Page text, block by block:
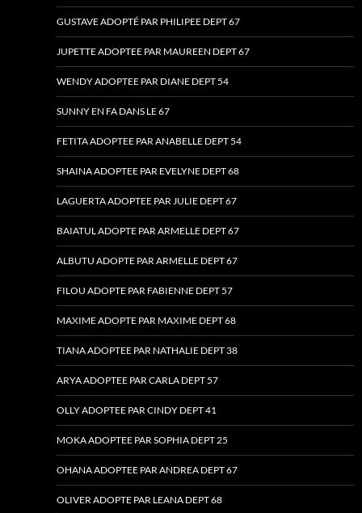
GUSTAVE ADOPTÉ PAR PHILIPEE DEPT 67
JUPETTE ADOPTEE PAR MAUREEN DEPT 67
WENDY ADOPTEE PAR DIANE DEPT 54
SUNNY EN FA DANS LE 67
FETITA ADOPTEE PAR ANABELLE DEPT 54
SHAINA ADOPTEE PAR EVELYNE DEPT 68
LAGUERTA ADOPTEE PAR JULIE DEPT 67
BAIATUL ADOPTE PAR ARMELLE DEPT 67
ALBUTU ADOPTE PAR ARMELLE DEPT 67
FILOU ADOPTE PAR FABIENNE DEPT 57
MAXIME ADOPTE PAR MAXIME DEPT 68
TIANA ADOPTEE PAR NATHALIE DEPT 38
ARYA ADOPTEE PAR CARLA DEPT 57
OLLY ADOPTEE PAR CINDY DEPT 41
MOKA ADOPTEE PAR SOPHIA DEPT 25
OHANA ADOPTEE PAR ANDREA DEPT 67
OLIVER ADOPTE PAR LEANA DEPT 68